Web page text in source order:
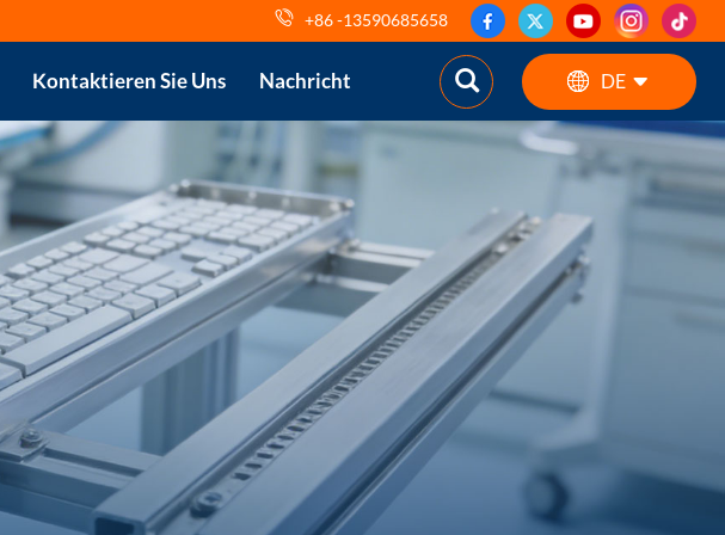
+86 -13590685658
Kontaktieren Sie Uns Nachricht DE
English
pt
AR